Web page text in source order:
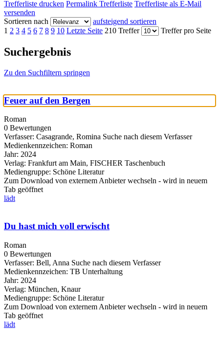
Trefferliste drucken Permalink Trefferliste Trefferliste als E-Mail
versenden
Sortieren nach
aufsteigend sortieren
1 2 3 4 5 6 7 8 9 10 Letzte Seite 210 Treffer Treffer pro Seite
Suchergebnis
Zu den Suchfiltern springen
Feuer auf den Bergen
Roman
0 Bewertungen
Verfasser: Casagrande, Romina Suche nach diesem Verfasser
Medienkennzeichen: Roman
Jahr: 2024
Verlag: Frankfurt am Main, FISCHER Taschenbuch
Mediengruppe: Schöne Literatur
Zum Download von externem Anbieter wechseln - wird in neuem
Tab geöffnet
lädt
Du hast mich voll erwischt
Roman
0 Bewertungen
Verfasser: Bell, Anna Suche nach diesem Verfasser
Medienkennzeichen: TB Unterhaltung
Jahr: 2024
Verlag: München, Knaur
Mediengruppe: Schöne Literatur
Zum Download von externem Anbieter wechseln - wird in neuem
Tab geöffnet
lädt